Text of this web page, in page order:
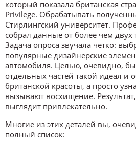
который показала британская
Privilege. Обрабатывать
Стирлингский университет.
собрал данные от более чем двух
Задача опроса звучала чётко:
популярные дизайнерские
автомобиля. Целью, очевидно,
отдельных частей такой идеал и
британской красоты, а просто
вызывают восхищение.
выглядит привлекательно.
Многие из этих деталей вы,
полный список: